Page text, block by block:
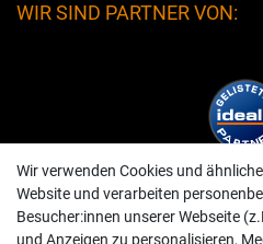
WIR SIND PARTNER VON:
Wir verwenden Cookies und
Website und verarbeiten
Besucher:innen unserer Webseite
und Anzeigen zu personalisieren,